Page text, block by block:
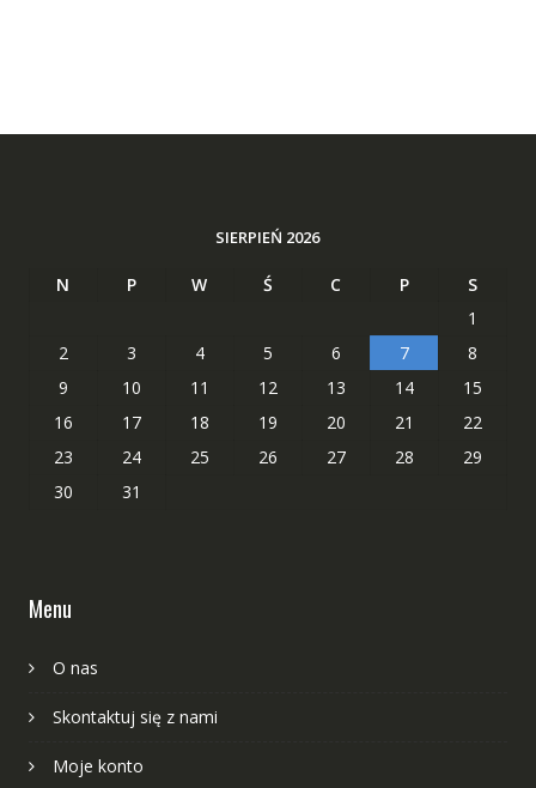
SIERPIEŃ 2026
N P W Ś C P
S
1
2
3 4 5 6 7
8
9
10 11 12 13 14
15
16
17 18 19 20 21
22
23
24 25 26 27 28
29
30
31
Menu
O nas
Skontaktuj się z nami
Moje konto